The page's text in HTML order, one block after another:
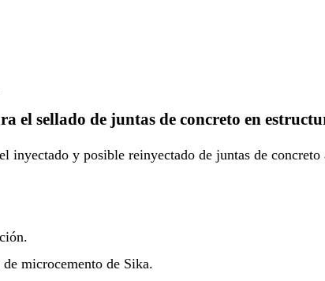
el sellado de juntas de concreto en
y posible reinyectado de juntas de concreto
microcemento de Sika.